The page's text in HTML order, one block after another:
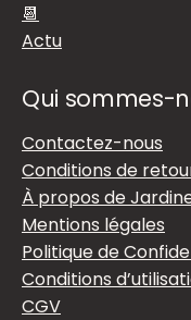
📆
Actu
Qui sommes-
Contactez-nous
Conditions de
À propos de
Mentions légales
Politique de
Conditions
CGV